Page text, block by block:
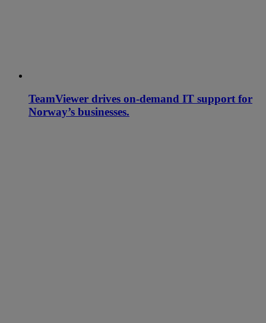
TeamViewer drives on-demand IT support for
Norway’s businesses.